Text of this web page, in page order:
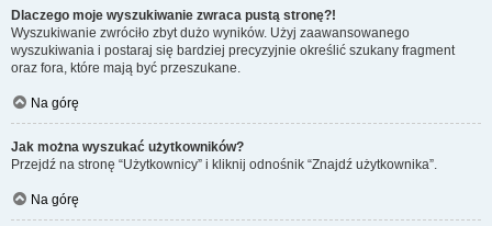
Dlaczego moje wyszukiwanie zwraca pustą stronę?!
Wyszukiwanie zwróciło zbyt dużo wyników. Użyj zaawansowanego
wyszukiwania i postaraj się bardziej precyzyjnie określić szukany fragment
oraz fora, które mają być przeszukane.
Na górę
Jak można wyszukać użytkowników?
Przejdź na stronę “Użytkownicy” i kliknij odnośnik “Znajdź użytkownika”.
Na górę